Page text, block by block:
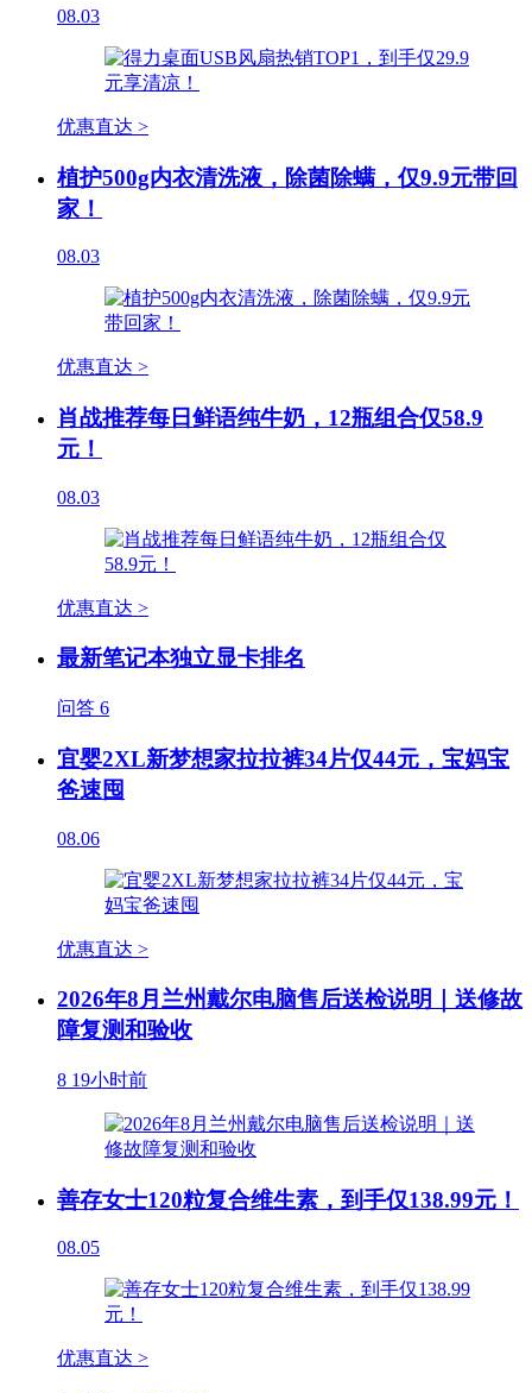
08.03
优惠直达 >
植护500g内衣清洗液，除菌除螨，仅9.9元带回
家！
08.03
优惠直达 >
肖战推荐每日鲜语纯牛奶，12瓶组合仅58.9
元！
08.03
优惠直达 >
最新笔记本独立显卡排名
问答 6
宜婴2XL新梦想家拉拉裤34片仅44元，宝妈宝
爸速囤
08.06
优惠直达 >
2026年8月兰州戴尔电脑售后送检说明｜送修故
障复测和验收
8 19小时前
善存女士120粒复合维生素，到手仅138.99元！
08.05
优惠直达 >